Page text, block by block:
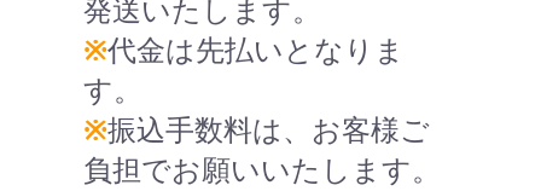
発送いたします。
※代金は先払いとなりま
す。
※振込手数料は、お客様ご
負担でお願いいたします。